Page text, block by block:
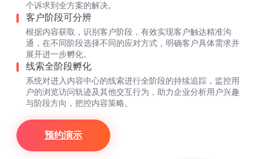
个诉求到全方案的解决。
客户阶段可分辨
根据内容获取，识别客户阶段，有效实现客户触达精准沟
通，在不同阶段选择不同的应对方式，明确客户具体需求并
展开进一步孵化。
线索全阶段孵化
系统对进入内容中心的线索进行全阶段的持续追踪，监控用
户的浏览访问轨迹及其他交互行为，助力企业分析用户兴趣
与阶段方向，把控内容策略。
预约演示